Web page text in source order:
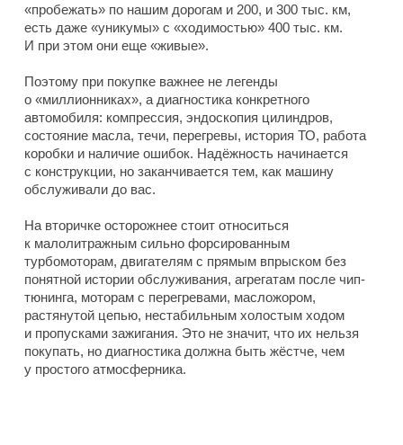
«пробежать» по нашим дорогам и 200, и 300 тыс. км,
есть даже «уникумы» с «ходимостью» 400 тыс. км.
И при этом они еще «живые».
Поэтому при покупке важнее не легенды
о «миллионниках», а диагностика конкретного
автомобиля: компрессия, эндоскопия цилиндров,
состояние масла, течи, перегревы, история ТО, работа
коробки и наличие ошибок. Надёжность начинается
с конструкции, но заканчивается тем, как машину
обслуживали до вас.
На вторичке осторожнее стоит относиться
к малолитражным сильно форсированным
турбомоторам, двигателям с прямым впрыском без
понятной истории обслуживания, агрегатам после чип-
тюнинга, моторам с перегревами, масложором,
растянутой цепью, нестабильным холостым ходом
и пропусками зажигания. Это не значит, что их нельзя
покупать, но диагностика должна быть жёстче, чем
у простого атмосферника.